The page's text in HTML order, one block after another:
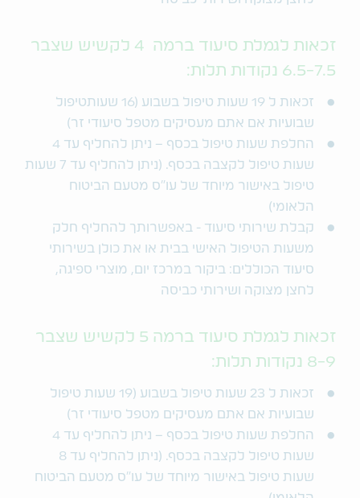
זכאות לגמלת סיעוד ברמה 4 לקשיש שצבר
6.5-7.5 נקודות תלות:
זכאות ל 19 שעות טיפול בשבוע (16 שעותטיפול
שבועיות אם אתם מעסיקים מטפל סיעודי זר)
החלפת שעות טיפול בכסף – ניתן להחליף עד 4
שעות טיפול לקצבה בכסף. (ניתן להחליף עד 7 שעות
טיפול באישור מיוחד של עו"ס מטעם הביטוח
הלאומי)
קבלת שירותי סיעוד - באפשרותך להחליף חלק
משעות הטיפול האישי בבית או את כולן בשירותי
סיעוד הכוללים: ביקור במרכז יום, מוצרי ספיגה,
לחצן מצוקה ושירותי כביסה
זכאות לגמלת סיעוד ברמה 5 לקשיש שצבר
8-9 נקודות תלות:
זכאות ל 23 שעות טיפול בשבוע (19 שעות טיפול
שבועיות אם אתם מעסיקים מטפל סיעודי זר)
החלפת שעות טיפול בכסף – ניתן להחליף עד 4
שעות טיפול לקצבה בכסף. (ניתן להחליף עד 8
שעות טיפול באישור מיוחד של עו"ס מטעם הביטוח